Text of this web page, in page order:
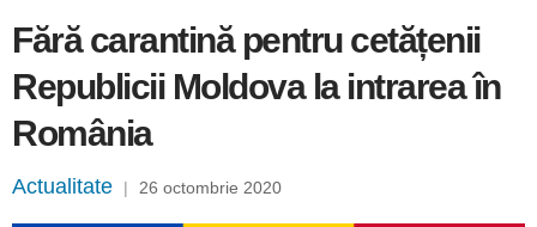
Fără carantină pentru cetățenii
Republicii Moldova la intrarea în
România
Actualitate | 26 octombrie 2020